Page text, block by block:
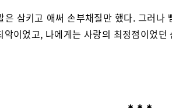
은 삼키고 애써 손부채질만 했다. 그러나
악이었고, 나에게는 사랑의 최정점이었